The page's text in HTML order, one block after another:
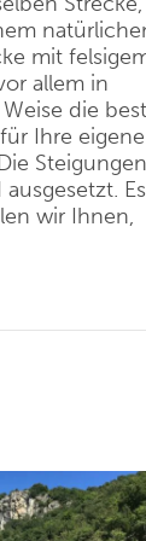
mit
allem in
die
Ihre eigene
Steigungen
Es
wir Ihnen,